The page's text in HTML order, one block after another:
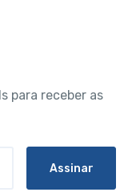
para receber as
Assinar